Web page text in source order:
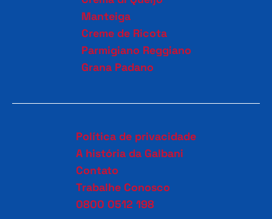
Manteiga
Creme de Ricota
Parmigiano Reggiano
Grana Padano
Política de privacidade
A história da Galbani
Contato
Trabalhe Conosco
0800 0512 198